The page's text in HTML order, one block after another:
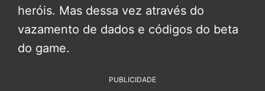
heróis. Mas dessa vez através do
vazamento de dados e códigos do beta
do game.
PUBLICIDADE